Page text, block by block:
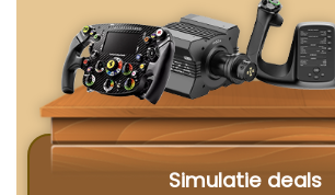
Simulatie deals